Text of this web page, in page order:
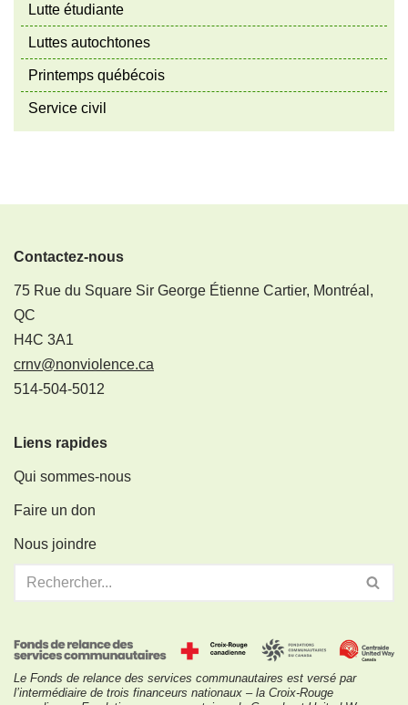
Lutte étudiante
Luttes autochtones
Printemps québécois
Service civil
Contactez-nous
75 Rue du Square Sir George Étienne Cartier, Montréal,
QC
H4C 3A1
crnv@nonviolence.ca
514-504-5012
Liens rapides
Qui sommes-nous
Faire un don
Nous joindre
Le Fonds de relance des services communautaires est versé par
l’intermédiaire de trois financeurs nationaux – la Croix-Rouge